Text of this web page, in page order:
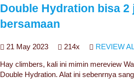
Double Hydration bisa 2
bersamaan
21 May 2023 214x REVIEW
Hay climbers, kali ini mimin mereview
Double Hydration. Alat ini sebenrnya